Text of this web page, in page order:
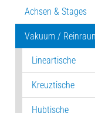
Achsen & Stages
Vakuum /
Lineartische
Kreuztische
Hubtische